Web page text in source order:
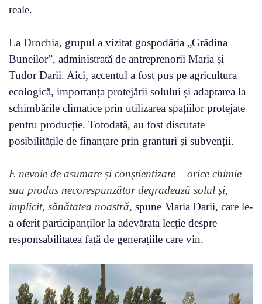
reale.
La Drochia, grupul a vizitat gospodăria „Grădina
Buneilor”, administrată de antreprenorii Maria și
Tudor Darii. Aici, accentul a fost pus pe agricultura
ecologică, importanța protejării solului și adaptarea la
schimbările climatice prin utilizarea spațiilor protejate
pentru producție. Totodată, au fost discutate
posibilitățile de finanțare prin granturi și subvenții.
E nevoie de asumare și conștientizare – orice chimie
sau produs necorespunzător degradează solul și,
implicit, sănătatea noastră, spune Maria Darii, care le-
a oferit participanților la adevărata lecție despre
responsabilitatea față de generațiile care vin.